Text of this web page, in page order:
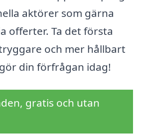
aktörer som gärna
offerter. Ta det första
och mer hållbart
din förfrågan idag!
gratis och utan